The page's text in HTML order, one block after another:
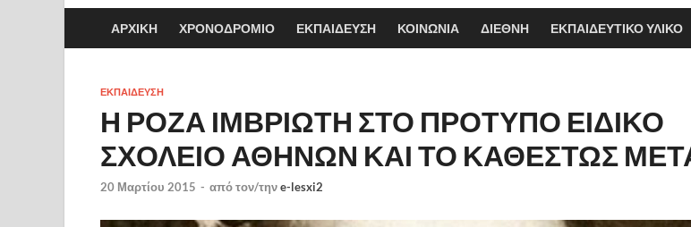
ΑΡΧΙΚΗ ΧΡΟΝΟΔΡΟΜΙΟ ΕΚΠΑΙΔΕΥΣΗ ΚΟΙΝΩΝΙΑ ΔΙΕΘΝΗ ΕΚΠΑΙΔΕΥΤΙΚΟ ΥΛΙΚΟ
ΕΚΠΑΙΔΕΥΣΗ
Η ΡΟΖΑ ΙΜΒΡΙΩΤΗ ΣΤΟ ΠΡΟΤΥΠΟ ΕΙΔΙΚΟ
ΣΧΟΛΕΙΟ ΑΘΗΝΩΝ ΚΑΙ ΤΟ ΚΑΘΕΣΤΩΣ
20 Μαρτίου 2015 - από τον/τηνe-lesxi2